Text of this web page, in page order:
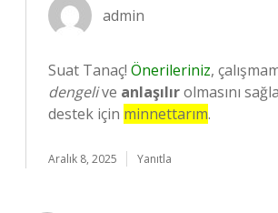
admin
Suat Tanaç! Önerileriniz,
dengelive anlaşılırolmasını
destek için minnettarım.
Aralık 8, 2025 Yanıtla